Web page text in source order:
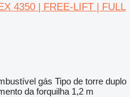
4350 | FREE-LIFT | FULL
gás Tipo de torre duplo
da forquilha 1,2 m